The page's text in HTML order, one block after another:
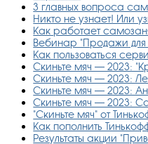
3 главных вопроса
Никто не узнает! Или
Как работает
Вебинар "Продажи для
Как пользоваться
Скиньте мяч — 2023:
Скиньте мяч — 2023:
Скиньте мяч — 2023:
Скиньте мяч — 2023:
"Скиньте мяч" от
Как пополнить
Результаты акции